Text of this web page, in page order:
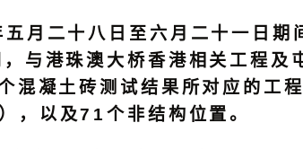
二十八日至六月二十一日期
与港珠澳大桥香港相关工程
混凝土砖测试结果所对应的工
，以及71个非结构位置。